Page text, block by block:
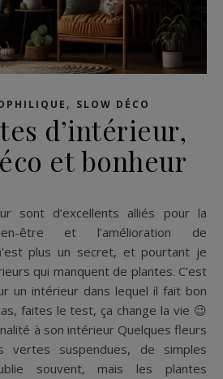
, SLOW DÉCO
d’intérieur,
et bonheur
être et l’amélioration de
plus un secret, et pourtant je
qui manquent de plantes. C’est
un intérieur dans lequel il fait bon
faites le test, ça change la vie 😉
à son intérieur Quelques fleurs
vertes suspendues, de simples
souvent, mais les plantes